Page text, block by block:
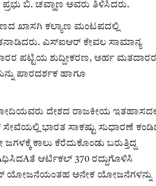
ಬಿ. ಚವ್ಹಾಣ ಅವರು ತಿಳಿಸಿದರು.
ಖಾಸಗಿ ಕಲ್ಯಾಣ ಮಂಟಪದಲ್ಲಿ
ಎಸ್‌ಐಆರ್ ಕೇವಲ ಸಾಮಾನ್ಯ
ಪಟ್ಟಿಯ ಶುದ್ದೀಕರಣ, ಅರ್ಹ ಮತದಾರರ
ಪಾರದರ್ಶಕ ಹಾಗೂ
ಮೋದಿಯವರು ದೇಶದ ರಾಜಕೀಯ
ಭಾರತ ಸಾಕಷ್ಟು ಸುಧಾರಣೆ
ಕಾಲು ಕೆರೆದುಕೊಂಡು ಬರುತ್ತಿದ್ದ
ಆರ್ಟಿಕಲ್ 370 ರದ್ದುಗೊಳಿಸಿ
ಯೋಜನೆಯಂತಹ ಅನೇಕ ಯೋಜನೆಗಳನ್ನು